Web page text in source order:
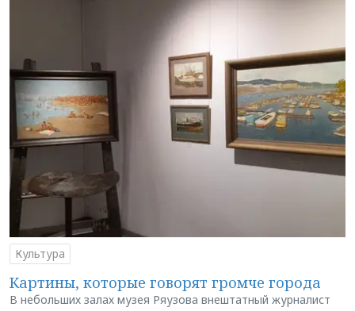
Культура
Картины, которые говорят громче города
В небольших залах музея Ряузова внештатный журналист